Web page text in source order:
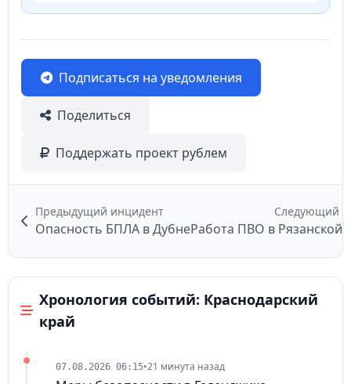
Подписаться на уведомления
Поделиться
Поддержать проект рублем
Предыдущий инцидент
Опасность БПЛА в Дубне
Следующий
Работа ПВО в Рязанской
Хронология событий: Краснодарский
край
07.08.2026 06:15•21 минута назад